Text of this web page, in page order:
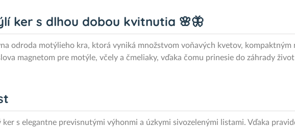
ker s dlhou dobou kvitnutia 🌸🦋
odroda motýlieho kra, ktorá vyniká množstvom voňavých kvetov, kompaktným
magnetom pre motýle, včely a čmeliaky, vďaka čomu prinesie do záhrady
ker s elegantne previsnutými výhonmi a úzkymi sivozelenými listami. Vďaka